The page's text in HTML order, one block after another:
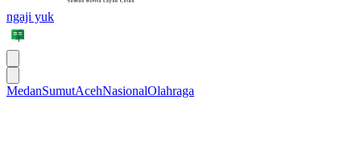
ngaji yuk
MedanSumutAcehNasionalOlahraga